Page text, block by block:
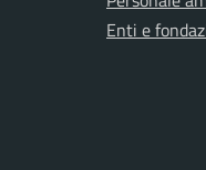
Enti e